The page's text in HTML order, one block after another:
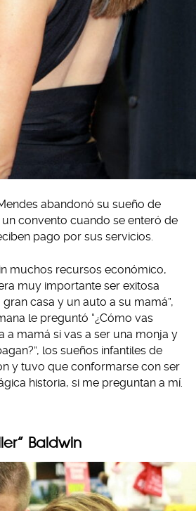
abandonó su sueño de
convento cuando se enteró de
pago por sus servicios.
muchos recursos económico,
muy importante ser exitosa
casa y un auto a su mamá”,
le preguntó “¿Cómo vas
a mamá si vas a ser una monja y
los sueños infantiles de
y tuvo que conformarse con ser
historia, si me preguntan a mí.
Baldwin